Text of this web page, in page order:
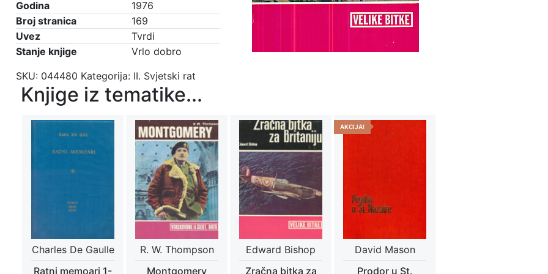
Godina
1976
Broj stranica
169
Uvez
Tvrdi
Stanje knjige
Vrlo dobro
SKU: 044480 Kategorija: II. Svjetski rat
Knjige iz tematike...
Charles De Gaulle
Ratni memoari 1-
R. W. Thompson
Montgomery
Edward Bishop
Zračna bitka za
AKCIJA!
David Mason
Prodor u St.